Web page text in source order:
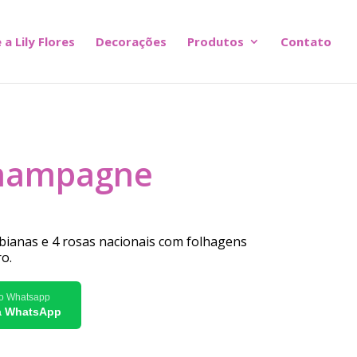
a Lily Flores Decorações Produtos Contato
e 4 rosas nacionais com folhagens
Whatsapp
WhatsApp